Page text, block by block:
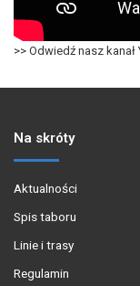
>> Odwiedź nasz kanał
Na skróty
Aktualności
Spis taboru
Linie i trasy
Regulamin